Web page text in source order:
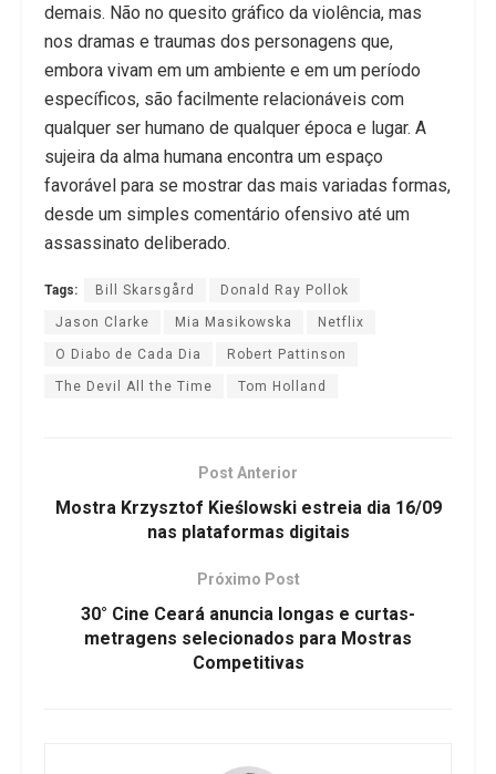
demais. Não no quesito gráfico da violência, mas
nos dramas e traumas dos personagens que,
embora vivam em um ambiente e em um período
específicos, são facilmente relacionáveis com
qualquer ser humano de qualquer época e lugar. A
sujeira da alma humana encontra um espaço
favorável para se mostrar das mais variadas formas,
desde um simples comentário ofensivo até um
assassinato deliberado.
Tags: Bill Skarsgård Donald Ray Pollok
Jason Clarke Mia Masikowska Netflix
O Diabo de Cada Dia Robert Pattinson
The Devil All the Time Tom Holland
Post Anterior
Mostra Krzysztof Kieślowski estreia dia 16/09
nas plataformas digitais
Próximo Post
30° Cine Ceará anuncia longas e curtas-
metragens selecionados para Mostras
Competitivas